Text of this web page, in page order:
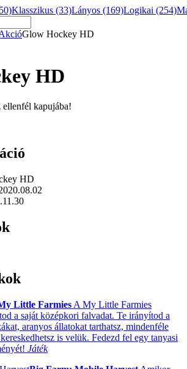
Klasszikus (33)Lányos (169)Logikai (254)
Glow Hockey HD
HD
ellenfél kapujába!
HD
Little Farmies A My Little Farmies
a saját középkori falvadat. Te irányítod a
aranyos állatokat tarthatsz, mindenféle
is velük. Fedezd fel egy tanyasi
Játék